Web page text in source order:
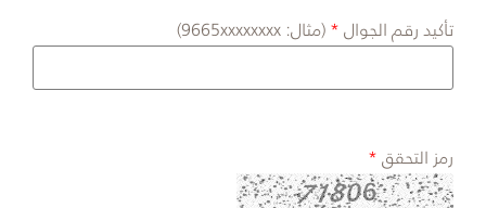
تأكيد رقم الجوال (مثال: 9665xxxxxxxx)
رمز التحقق